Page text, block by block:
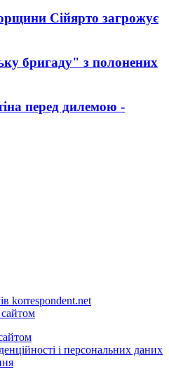
Сійярто загрожує
бригаду" з полонених
перед дилемою -
korrespondent.net
і персональних даних